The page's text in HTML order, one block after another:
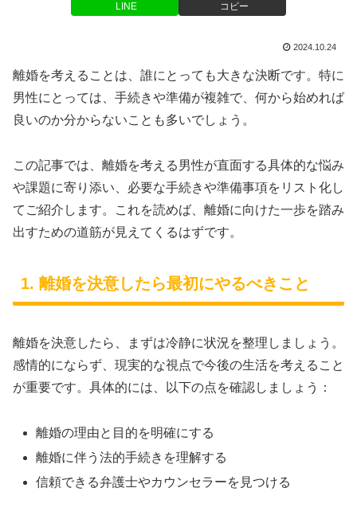
LINE コピー
2024.10.24
離婚を考えることは、誰にとっても大きな決断です。特に
男性にとっては、手続きや準備が複雑で、何から始めれば
良いのか分からないことも多いでしょう。
この記事では、離婚を考える男性が直面する具体的な悩み
や課題に寄り添い、必要な手続きや準備事項をリスト化し
てご紹介します。これを読めば、離婚に向けた一歩を踏み
出すための道筋が見えてくるはずです。
1. 離婚を決意したら最初にやるべきこと
離婚を決意したら、まずは冷静に状況を整理しましょう。
感情的にならず、現実的な視点で今後の生活を考えること
が重要です。具体的には、以下の点を確認しましょう：
離婚の理由と目的を明確にする
離婚に伴う法的手続きを理解する
信頼できる弁護士やカウンセラーを見つける